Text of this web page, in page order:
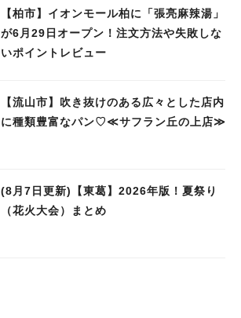
【柏市】イオンモール柏に「張亮麻辣湯」
が6月29日オープン！注文方法や失敗しな
いポイントレビュー
【流山市】吹き抜けのある広々とした店内
に種類豊富なパン♡≪サフラン丘の上店≫
(8月7日更新)【東葛】2026年版！夏祭り
（花火大会）まとめ